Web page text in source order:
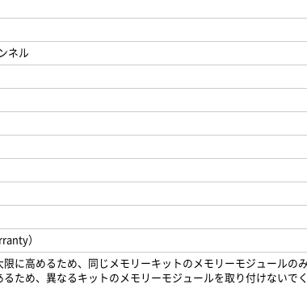
ネル
）
限に高めるため、同じメモリーキットのメモリーモジュールの
ため、異なるキットのメモリーモジュールを取り付けないでく